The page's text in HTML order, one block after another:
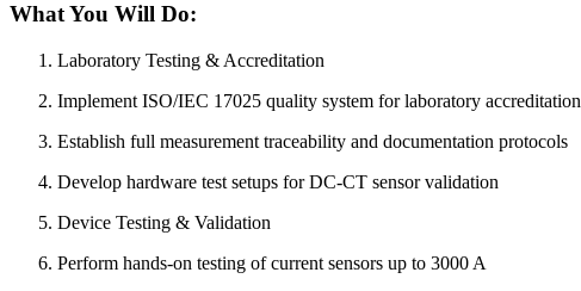
What You Will Do:
Laboratory Testing & Accreditation
Implement ISO/IEC 17025 quality system for laboratory accreditation
Establish full measurement traceability and documentation protocols
Develop hardware test setups for DC-CT sensor validation
Device Testing & Validation
Perform hands-on testing of current sensors up to 3000 A